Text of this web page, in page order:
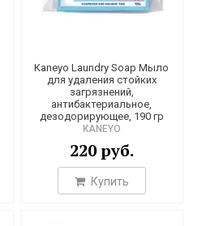
Kaneyo Laundry Soap Мыло
для удаления стойких
загрязнений,
антибактериальное,
дезодорирующее, 190 гр
KANEYO
220 руб.
Купить